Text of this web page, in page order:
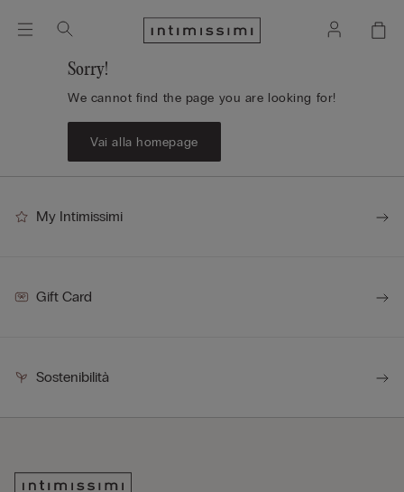
Sorry!
We cannot find the page you are looking for!
Vai alla homepage
My Intimissimi
Gift Card
Sostenibilità